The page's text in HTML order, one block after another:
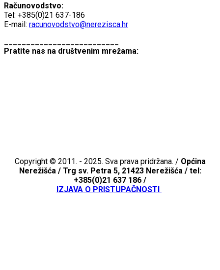
Računovodstvo:
Tel: +385(0)21 637-186
E-mail: racunovodstvo@nerezisca.hr
Pratite nas na društvenim mrežama:
Copyright © 2011. - 2025. Sva prava pridržana. / Općina
Nerežišća /Trg sv. Petra 5, 21423 Nerežišća / tel:
+385(0)21 637 186 /
IZJAVA O PRISTUPAČNOSTI